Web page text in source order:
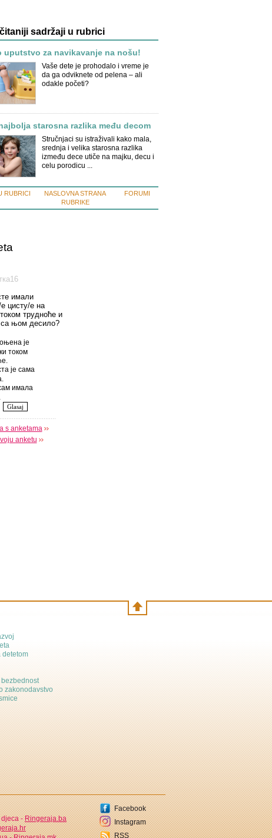
sadržaji u rubrici
uputstvo za navikavanje na nošu!
Vaše dete je prohodalo i vreme je
da ga odviknete od pelena – ali
odakle početi?
starosna razlika među decom
Stručnjaci su istraživali kako mala,
srednja i velika starosna razlika
između dece utiče na majku, decu i
celu porodicu ...
RUBRICI
NASLOVNA STRANA
RUBRIKE
FORUMI
имали
цисту/е на
током трудноће и
њом десило?
је
током
је сама
имала
s anketama
anketu
detetom
zakonodavstvo
djeca -Ringeraja.ba
Facebook
Instagram
RSS